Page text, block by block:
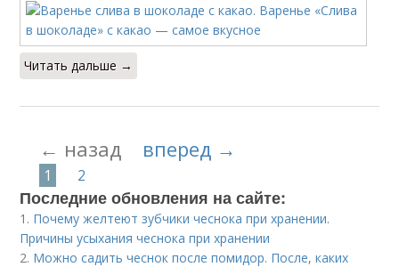
Читать дальше →
← назад вперед →
1 2
Последние обновления на сайте:
1. Почему желтеют зубчики чеснока при хранении.
Причины усыхания чеснока при хранении
2. Можно садить чеснок после помидор. После, каких